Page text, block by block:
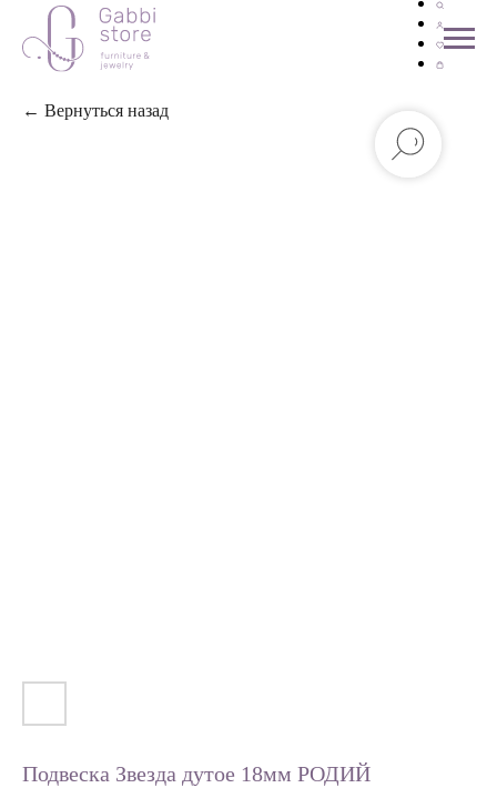
← Вернуться назад
Подвеска Звезда дутое 18мм РОДИЙ